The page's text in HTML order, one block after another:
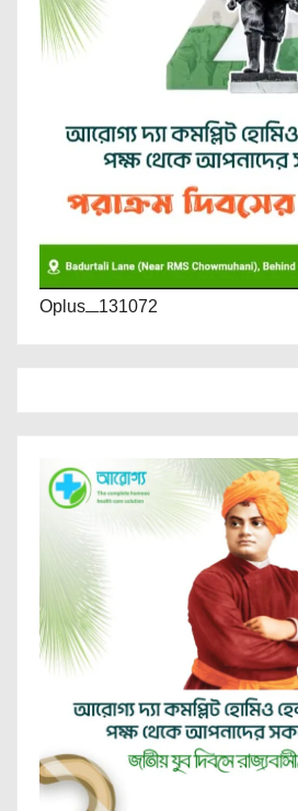
Oplus_131072